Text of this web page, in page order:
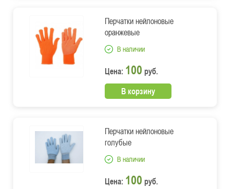
Перчатки нейлоновые
оранжевые
В наличии
Цена: 100 руб.
В корзину
Перчатки нейлоновые
голубые
В наличии
Цена: 100 руб.